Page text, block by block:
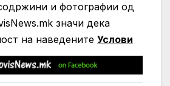
и фотографии од
значи дека
на нaведените Услови